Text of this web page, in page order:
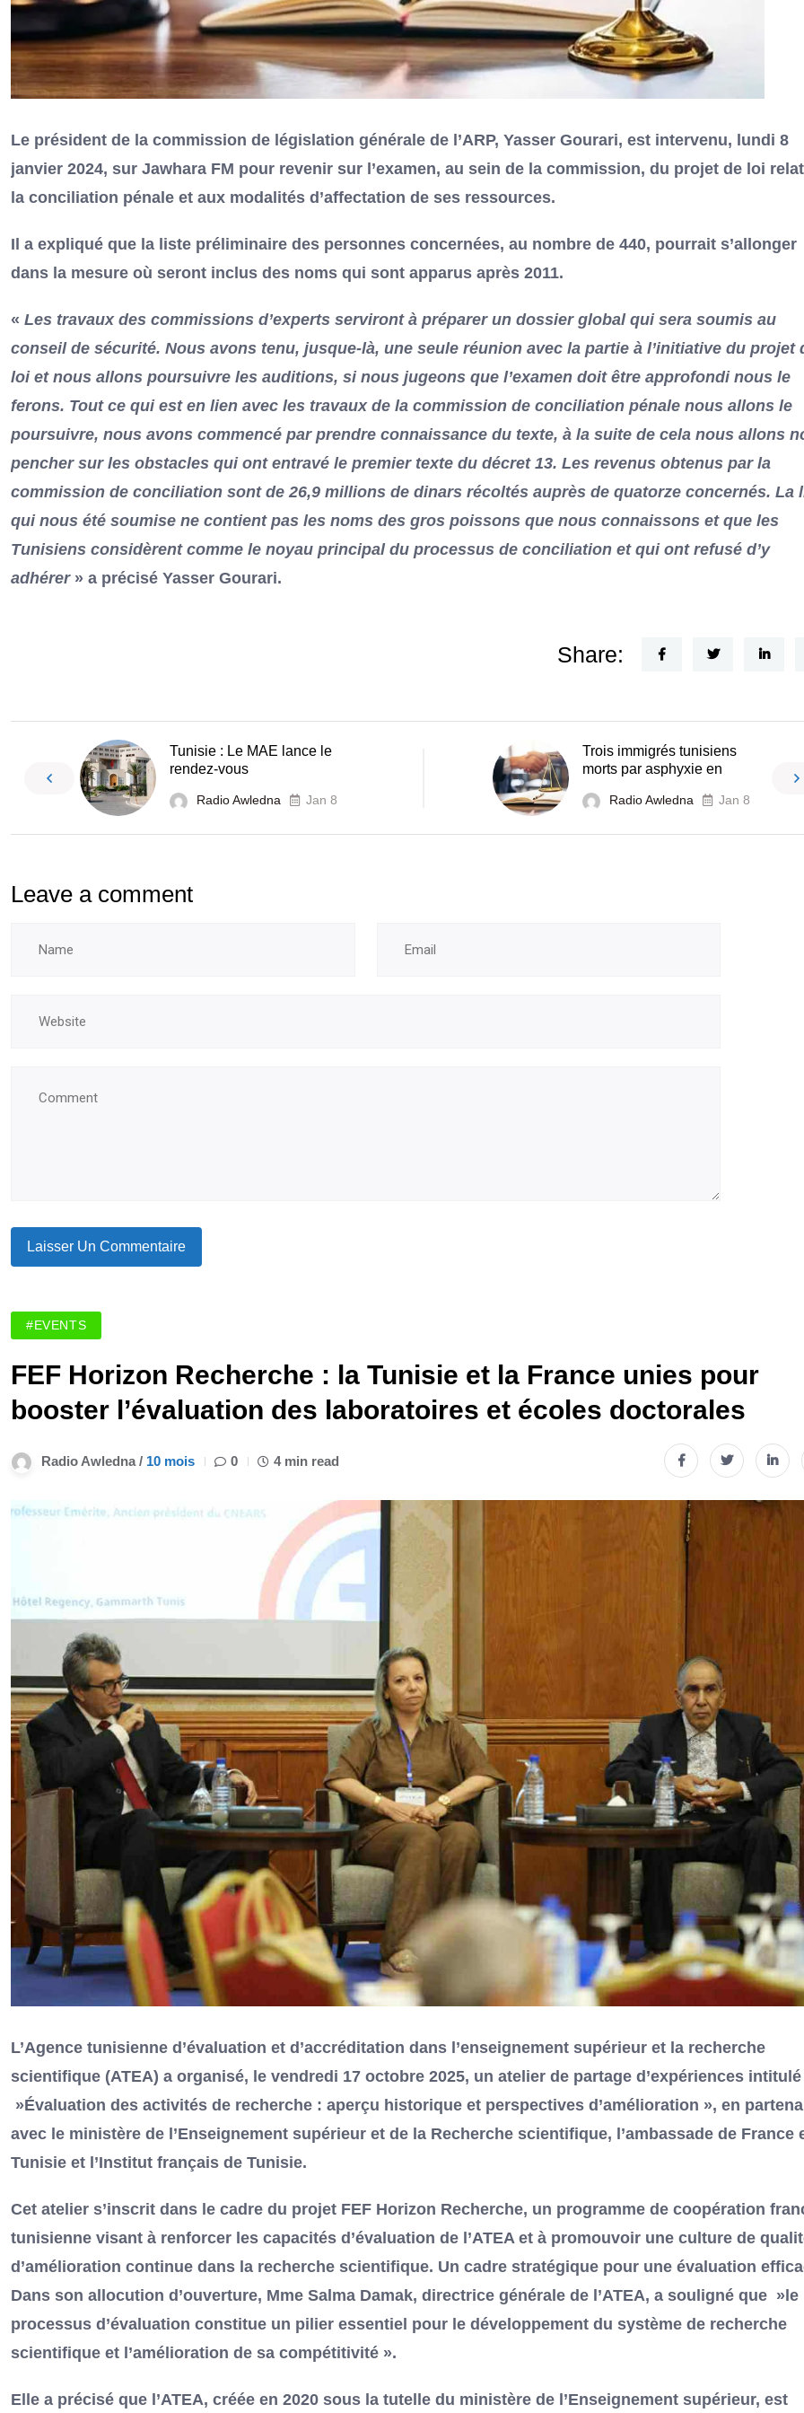
Le président de la commission de législation générale de l’ARP, Yasser Gourari, est intervenu, lundi 8
janvier 2024, sur Jawhara FM pour revenir sur l’examen, au sein de la commission, du projet de loi
la conciliation pénale et aux modalités d’affectation de ses ressources.
Il a expliqué que la liste préliminaire des personnes concernées, au nombre de 440, pourrait s’allonger
dans la mesure où seront inclus des noms qui sont apparus après 2011.
« Les travaux des commissions d’experts serviront à préparer un dossier global qui sera soumis au
conseil de sécurité. Nous avons tenu, jusque-là, une seule réunion avec la partie à l’initiative du projet
loi et nous allons poursuivre les auditions, si nous jugeons que l’examen doit être approfondi nous le
ferons. Tout ce qui est en lien avec les travaux de la commission de conciliation pénale nous allons le
poursuivre, nous avons commencé par prendre connaissance du texte, à la suite de cela nous allons
pencher sur les obstacles qui ont entravé le premier texte du décret 13. Les revenus obtenus par la
commission de conciliation sont de 26,9 millions de dinars récoltés auprès de quatorze concernés. La
qui nous été soumise ne contient pas les noms des gros poissons que nous connaissons et que les
Tunisiens considèrent comme le noyau principal du processus de conciliation et qui ont refusé d’y
adhérer» a précisé Yasser Gourari.
Share:
Tunisie : Le MAE lance le
rendez-vous
Radio Awledna Jan 8
Trois immigrés tunisiens
morts par asphyxie en
Radio Awledna Jan 8
Leave a comment
#EVENTS
FEF Horizon Recherche : la Tunisie et la France unies pour
booster l’évaluation des laboratoires et écoles doctorales
Radio Awledna / 10 mois 0 4 min read
L’Agence tunisienne d’évaluation et d’accréditation dans l’enseignement supérieur et la recherche
scientifique (ATEA) a organisé, le vendredi 17 octobre 2025, un atelier de partage d’expériences intitulé
»Évaluation des activités de recherche : aperçu historique et perspectives d’amélioration », en
avec le ministère de l’Enseignement supérieur et de la Recherche scientifique, l’ambassade de France
Tunisie et l’Institut français de Tunisie.
Cet atelier s’inscrit dans le cadre du projet FEF Horizon Recherche, un programme de coopération
tunisienne visant à renforcer les capacités d’évaluation de l’ATEA et à promouvoir une culture de
d’amélioration continue dans la recherche scientifique. Un cadre stratégique pour une évaluation
Dans son allocution d’ouverture, Mme Salma Damak, directrice générale de l’ATEA, a souligné que »le
processus d’évaluation constitue un pilier essentiel pour le développement du système de recherche
scientifique et l’amélioration de sa compétitivité ».
Elle a précisé que l’ATEA, créée en 2020 sous la tutelle du ministère de l’Enseignement supérieur, est